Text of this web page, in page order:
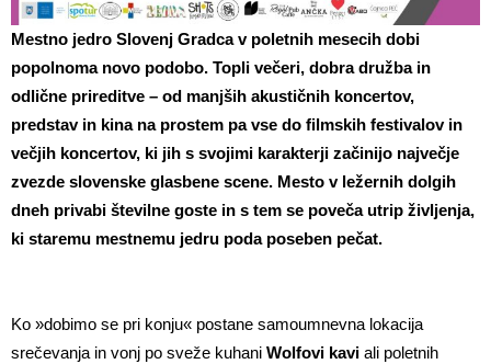
Mestno jedro Slovenj Gradca v poletnih mesecih dobi
popolnoma novo podobo. Topli večeri, dobra družba in
odlične prireditve – od manjših akustičnih koncertov,
predstav in kina na prostem pa vse do filmskih festivalov in
večjih koncertov, ki jih s svojimi karakterji začinijo največje
zvezde slovenske glasbene scene. Mesto v ležernih dolgih
dneh privabi številne goste in s tem se poveča utrip življenja,
ki staremu mestnemu jedru poda poseben pečat.
Ko »dobimo se pri konju« postane samoumnevna lokacija
srečevanja in vonj po sveže kuhani Wolfovi kavi ali poletnih